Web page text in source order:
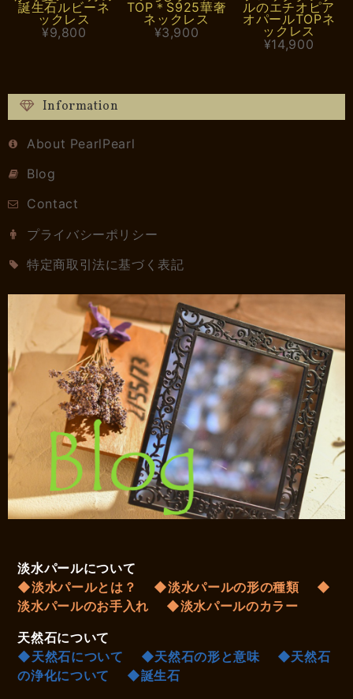
誕生石ルビーネ
ックレス
¥9,800
TOP＊S925華奢
ネックレス
¥3,900
ルのエチオピア
オパールTOPネ
ックレス
¥14,900
Information
About PearlPearl
Blog
Contact
プライバシーポリシー
特定商取引法に基づく表記
淡水パールについて
◆淡水パールとは？
◆淡水パールの形の種類
◆
淡水パールのお手入れ
◆淡水パールのカラー
天然石について
◆天然石について
◆天然石の形と意味
◆天然石
の浄化について
◆誕生石